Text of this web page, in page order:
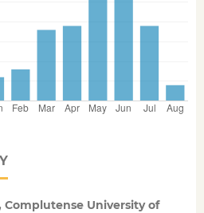
Complutense University of